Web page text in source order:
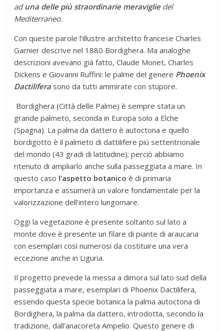
aduna delle più straordinarie meraviglie del
Mediterraneo.
Con queste parole l’illustre architetto francese Charles
Garnier descrive nel 1880 Bordighera. Ma analoghe
descrizioni avevano già fatto, Claude Monet, Charles
Dickens e Giovanni Ruffini: le palme del genere Phoenix
Dactiliferasono da tutti ammirate con stupore.
Bordighera (Città delle Palme) è sempre stata un
grande palmeto, seconda in Europa solo a Elche
(Spagna). La palma da dattero è autoctona e quello
bordigotto è il palmeto di dattilifere più settentrionale
del mondo (43 gradi di latitudine); perciò abbiamo
ritenuto di ampliarlo anche sulla passeggiata a mare. In
questo caso l’aspetto botanicoè di primaria
importanza e assumerà un valore fondamentale per la
valorizzazione dell’intero lungomare.
Oggi la vegetazione è presente soltanto sul lato a
monte dove è presente un filare di piante di araucaria
con esemplari così numerosi da costituire una vera
eccezione anche in Liguria.
Il progetto prevede la messa a dimora sul lato sud della
passeggiata a mare, esemplari di Phoenix Dactilifera,
essendo questa specie botanica la palma autoctona di
Bordighera, la palma da dattero, introdotta, secondo la
tradizione, dall’anacoreta Ampelio. Questo genere di